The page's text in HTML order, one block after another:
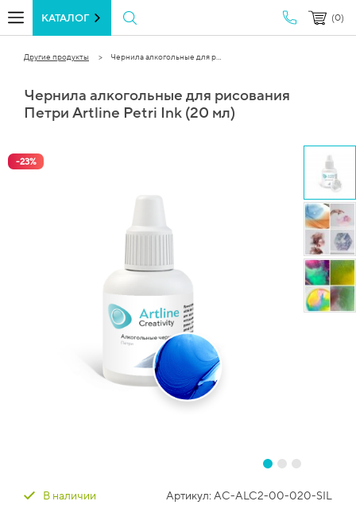
КАТАЛОГ (0)
Другие продукты Чернила алкогольные для р...
Чернила алкогольные для рисования
Петри Artline Petri Ink (20 мл)
-23%
В наличии Артикул: AC-ALC2-00-020-SIL